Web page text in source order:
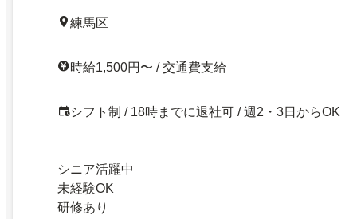
練馬区
時給1,500円〜 / 交通費支給
シフト制 / 18時までに退社可 / 週2・3日からOK
シニア活躍中
未経験OK
研修あり